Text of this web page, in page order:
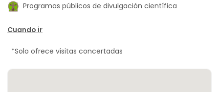
Programas públicos de divulgación científica
Cuando ir
*Solo ofrece visitas concertadas